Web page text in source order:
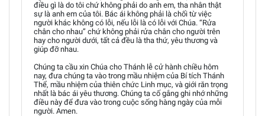
điều gì là do tôi chứ không phải do anh em, tha nhân thật
sự là anh em của tôi. Bác ái không phải là chối từ việc
người khác không có lỗi, nếu lỗi là có lỗi với Chúa. “Rửa
chân cho nhau” chứ không phải rửa chân cho người trên
hay cho người dưới, tất cả đều là tha thứ, yêu thương và
giúp đỡ nhau.
Chúng ta cầu xin Chúa cho Thánh lễ cử hành chiều hôm
nay, đưa chúng ta vào trong mầu nhiệm của Bí tích Thánh
Thể, mầu nhiệm của thiên chức Linh mục, và giới răn trọng
nhất là bác ái yêu thương. Chúng ta cố gắng ghi nhớ những
điều này để đưa vào trong cuộc sống hàng ngày của mỗi
người. Amen.